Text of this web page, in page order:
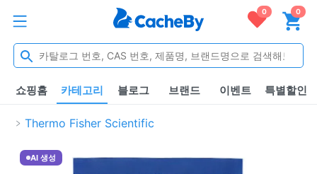
0 0
쇼핑홈 카테고리 블로그 브랜드 이벤트 특별할인
Thermo Fisher Scientific
AI 생성